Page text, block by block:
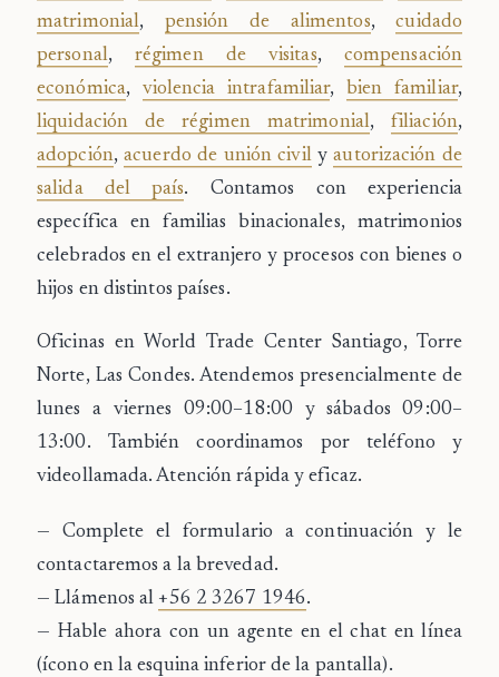
matrimonial, pensión de alimentos,cuidado
personal, régimen de visitas, compensación
económica, violencia intrafamiliar, bien familiar,
liquidación de régimen matrimonial, filiación,
adopción,acuerdo de unión civilyautorización de
salida del país. Contamos con experiencia
específica en familias binacionales, matrimonios
celebrados en el extranjero y procesos con bienes o
hijos en distintos países.
Oficinas en World Trade Center Santiago, Torre
Norte, Las Condes. Atendemos presencialmente de
lunes a viernes 09:00–18:00 y sábados 09:00–
13:00. También coordinamos por teléfono y
videollamada. Atención rápida y eficaz.
— Complete el formulario a continuación y le
contactaremos a la brevedad.
— Llámenos al +56 2 3267 1946.
— Hable ahora con un agente en el chat en línea
(ícono en la esquina inferior de la pantalla).